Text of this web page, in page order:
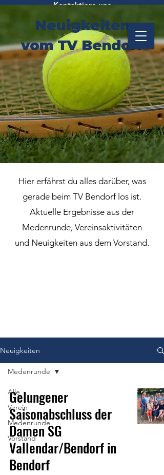
Kontaktiere uns
Neuigkeiten
vom TV Bendorf
Hier erfährst du alles darüber, was
gerade beim TV Bendorf los ist.
Aktuelle Ergebnisse aus der
Medenrunde, Vereinsaktivitäten
und Neuigkeiten aus dem Vorstand.
Neuigkeiten
Alle
Verein
Medenrunde
Vorstand
Medenrunde
Gelungener
Saisonabschluss der
Damen SG
Vallendar/Bendorf in
Bendorf